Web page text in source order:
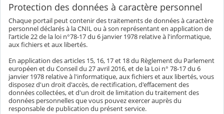
Protection des données à caractère personnel
Chaque portail peut contenir des traitements de données à caractère
personnel déclarés à la CNIL ou à son représentant en application de
l'article 22 de la loi n°78-17 du 6 janvier 1978 relative à l'informatique,
aux fichiers et aux libertés.
En application des articles 15, 16, 17 et 18 du Règlement du Parlement
européen et du Conseil du 27 avril 2016, et de la Loi n° 78-17 du 6
janvier 1978 relative à l'informatique, aux fichiers et aux libertés, vous
disposez d'un droit d'accès, de rectification, d'effacement des
données collectées, et d'un droit de limitation du traitement des
données personnelles que vous pouvez exercer auprès du
responsable de publication du présent service.